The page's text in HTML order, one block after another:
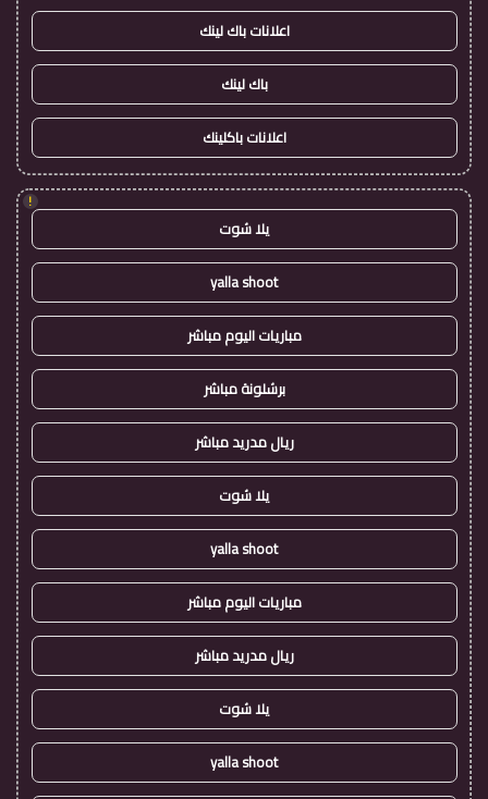
اعلانات باك لينك
باك لينك
اعلانات باكلينك
!
يلا شوت
yalla shoot
مباريات اليوم مباشر
برشلونة مباشر
ريال مدريد مباشر
يلا شوت
yalla shoot
مباريات اليوم مباشر
ريال مدريد مباشر
يلا شوت
yalla shoot